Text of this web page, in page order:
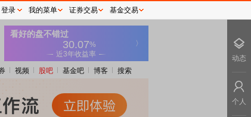
视频 股吧 基金吧 博客 搜索
登录 我的菜单 证券交易 基金交易
动态
个人